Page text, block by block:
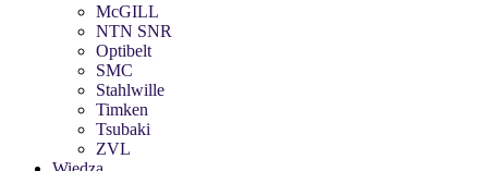
McGILL
NTN SNR
Optibelt
SMC
Stahlwille
Timken
Tsubaki
ZVL